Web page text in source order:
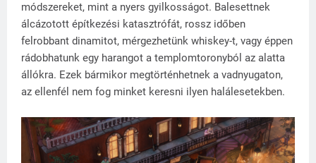
módszereket, mint a nyers gyilkosságot. Balesettnek
álcázotott építkezési katasztrófát, rossz időben
felrobbant dinamitot, mérgezhetünk whiskey-t, vagy éppen
rádobhatunk egy harangot a templomtoronyból az alatta
állókra. Ezek bármikor megtörténhetnek a vadnyugaton,
az ellenfél nem fog minket keresni ilyen halálesetekben.